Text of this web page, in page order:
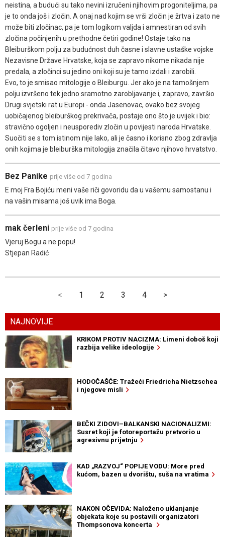
neistina, a budući su tako nevini izručeni njihovim progoniteljima, pa
je to onda još i zločin. A onaj nad kojim se vrši zločin je žrtva i zato ne
može biti zločinac, pa je tom logikom valjda i amnestiran od svih
zločina počinjenih u prethodne četiri godine! Ostaje tako na
Bleiburškom polju za budućnost duh časne i slavne ustaške vojske
Nezavisne Države Hrvatske, koja se zapravo nikome nikada nije
predala, a zločinci su jedino oni koji su je tamo izdali i zarobili.
Evo, to je smisao mitologije o Bleiburgu. Jer ako je na tamošnjem
polju izvršeno tek jedno sramotno zarobljavanje i, zapravo, završio
Drugi svjetski rat u Europi - onda Jasenovac, ovako bez svojeg
uobičajenog bleiburškog prekrivača, postaje ono što je uvijek i bio:
stravično ogoljen i neusporediv zločin u povijesti naroda Hrvatske.
Suočiti se s tom istinom nije lako, ali je časno i korisno zbog zdravlja
onih kojima je bleiburška mitologija značila čitavo njihovo hrvatstvo.
Bez Panike prije više od 7 godina
E moj Fra Bojiću meni vaše riči govoridu da u vašemu samostanu i
na vašin misama još uvik ima Boga.
mak čerleni prije više od 7 godina
Vjeruj Bogu a ne popu!
Stjepan Radić
< 1 2 3 4 >
NAJNOVIJE
KRIKOM PROTIV NACIZMA: Limeni doboš koji
razbija velike ideologije
HODOČAŠĆE: Tražeći Friedricha Nietzschea
i njegove misli
BEČKI ZIDOVI–BALKANSKI NACIONALIZMI:
Susret koji je fotoreportažu pretvorio u
agresivnu prijetnju
KAD „RAZVOJ“ POPIJE VODU: More pred
kućom, bazen u dvorištu, suša na vratima
NAKON OČEVIDA: Naloženo uklanjanje
objekata koje su postavili organizatori
Thompsonova koncerta